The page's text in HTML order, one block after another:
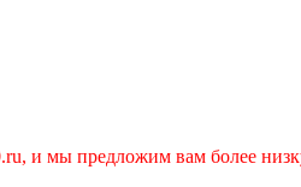
и мы предложим вам более